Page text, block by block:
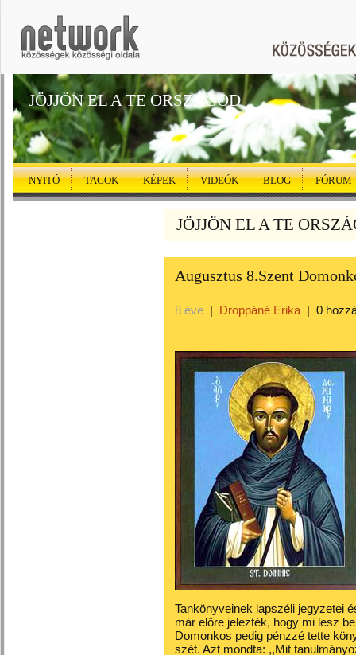
JÖJJÖN EL A TE ORSZÁGOD
NYITÓ TAGOK KÉPEK VIDEÓK BLOG FÓRUM
JÖJJÖN EL A TE
Augusztus 8.Szent
8 éve | Droppáné Erika | 0
Tankönyveinek lapszéli jegyzetei
már előre jelezték, hogy mi lesz
Domonkos pedig pénzzé tette
szét. Azt mondta: ,,Mit